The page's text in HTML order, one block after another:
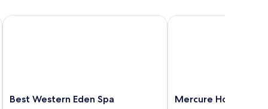
Best
Best Western Eden Spa
Best Western Eden Spa
Mercure
Mercure Honfleur
Mercure Honfleur